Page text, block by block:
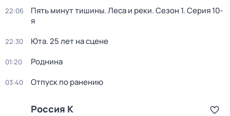
22:06 Пять минут тишины. Леса и реки. Сезон 1. Серия 10-
я
22:30 Юта. 25 лет на сцене
01:20 Роднина
03:40 Отпуск по ранению
Россия К